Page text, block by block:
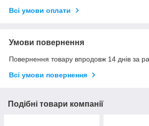
Всі умови оплати
Умови повернення
Повернення товару впродовж 14 днів за
Всі умови повернення
Подібні товари компанії